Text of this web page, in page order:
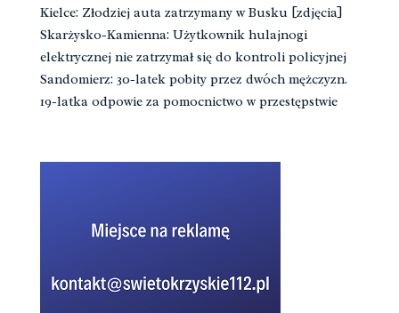
Kielce: Złodziej auta zatrzymany w Busku [zdjęcia]
Skarżysko-Kamienna: Użytkownik hulajnogi
elektrycznej nie zatrzymał się do kontroli policyjnej
Sandomierz: 30-latek pobity przez dwóch mężczyzn.
19-latka odpowie za pomocnictwo w przestępstwie